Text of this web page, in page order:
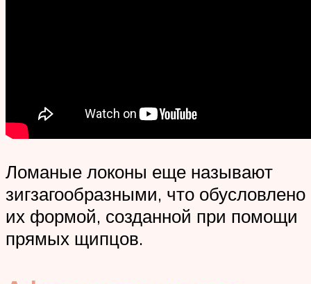
Ломаные локоны еще называют
зигзагообразными, что обусловлено
их формой, созданной при помощи
прямых щипцов.